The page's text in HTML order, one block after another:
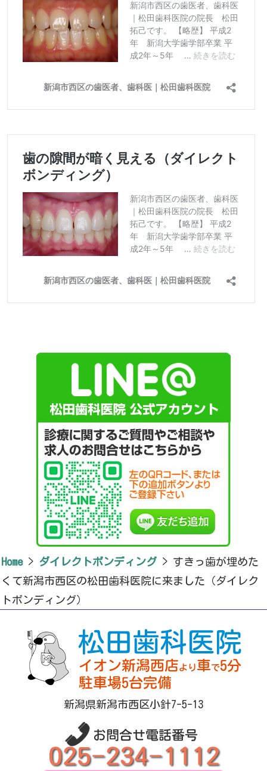
Home> ダイレクトボンディング > すきっ歯が埋めた
くて新潟市西区の松田歯科医院に来ました（ダイレク
トボンディング）
新潟県新潟市西区小針7-5-13